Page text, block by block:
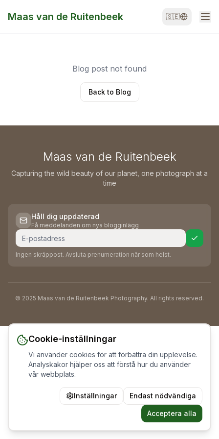
Maas van de Ruitenbeek 🇸🇪
Blog post not found
Back to Blog
Maas van de Ruitenbeek
Capturing the wild beauty of our planet, one photograph at a
time
Håll dig uppdaterad
Få meddelanden om nya blogginlägg
Ingen skräppost. Avsluta prenumeration när som helst.
© 2025 Maas van de Ruitenbeek Photography. All rights reserved.
Cookie-inställningar
Vi använder cookies för att förbättra din upplevelse.
Analyskakor hjälper oss att förstå hur du använder
vår webbplats.
Inställningar Endast nödvändiga
Acceptera alla